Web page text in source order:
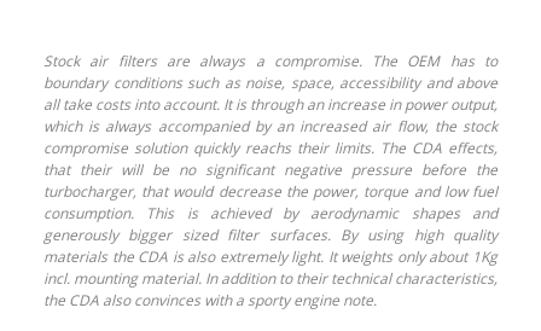
Stock air filters are always a compromise. The OEM has to
boundary conditions such as noise, space, accessibility and above
all take costs into account. It is through an increase in power output,
which is always accompanied by an increased air flow, the stock
compromise solution quickly reachs their limits. The CDA effects,
that their will be no significant negative pressure before the
turbocharger, that would decrease the power, torque and low fuel
consumption. This is achieved by aerodynamic shapes and
generously bigger sized filter surfaces. By using high quality
materials the CDA is also extremely light. It weights only about 1Kg
incl. mounting material. In addition to their technical characteristics,
the CDA also convinces with a sporty engine note.